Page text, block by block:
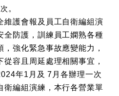
。
維護會報及員工自衛編組演
全防護，訓練員工嫻熟各種
，強化緊急事故應變能力，
從容且周延處理相關事宜，
年1月及 7月各辦理一次
衛編組演練，本行各營業單